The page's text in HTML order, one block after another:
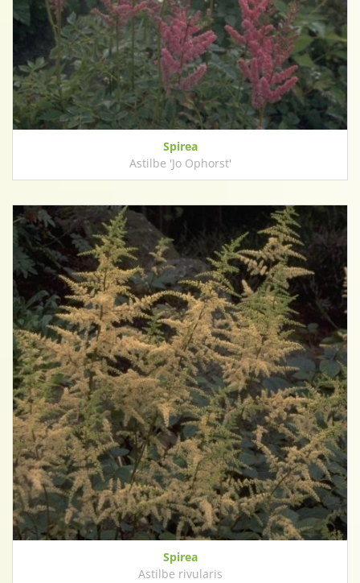
Spirea
Astilbe 'Jo Ophorst'
Spirea
Astilbe rivularis